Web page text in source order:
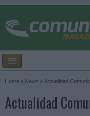
Home » News » Actualidad
Actualidad